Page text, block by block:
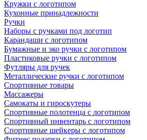
Кружки с логотипом
Кухонные принадлежности
Ручки
Наборы с ручками под логотип
Карандаши с логотипом
Бумажные и эко ручки с логотипом
Пластиковые ручки с логотипом
Футляры для ручек
Металлические ручки с логотипом
Спортивные товары
Массажеры
Самокаты и гироскутеры
Спортивные полотенца с логотипом
Спортивный инвентарь с логотипом
Спортивные шейкеры с логотипом